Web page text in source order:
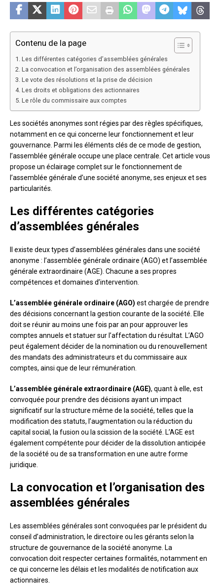
Contenu de la page
Les différentes catégories d’assemblées générales
La convocation et l’organisation des assemblées générales
Le vote des résolutions et la prise de décision
Les droits et obligations des actionnaires
Le rôle du commissaire aux comptes
Les sociétés anonymes sont régies par des règles spécifiques,
notamment en ce qui concerne leur fonctionnement et leur
gouvernance. Parmi les éléments clés de ce mode de gestion,
l’assemblée générale occupe une place centrale. Cet article vous
propose un éclairage complet sur le fonctionnement de
l’assemblée générale d’une société anonyme, ses enjeux et ses
particularités.
Les différentes catégories
d’assemblées générales
Il existe deux types d’assemblées générales dans une société
anonyme : l’assemblée générale ordinaire (AGO) et l’assemblée
générale extraordinaire (AGE). Chacune a ses propres
compétences et domaines d’intervention.
L’assemblée générale ordinaire (AGO) est chargée de prendre
des décisions concernant la gestion courante de la société. Elle
doit se réunir au moins une fois par an pour approuver les
comptes annuels et statuer sur l’affectation du résultat. L’AGO
peut également décider de la nomination ou du renouvellement
des mandats des administrateurs et du commissaire aux
comptes, ainsi que de leur rémunération.
L’assemblée générale extraordinaire (AGE), quant à elle, est
convoquée pour prendre des décisions ayant un impact
significatif sur la structure même de la société, telles que la
modification des statuts, l’augmentation ou la réduction du
capital social, la fusion ou la scission de la société. L’AGE est
également compétente pour décider de la dissolution anticipée
de la société ou de sa transformation en une autre forme
juridique.
La convocation et l’organisation des
assemblées générales
Les assemblées générales sont convoquées par le président du
conseil d’administration, le directoire ou les gérants selon la
structure de gouvernance de la société anonyme. La
convocation doit respecter certaines formalités, notamment en
ce qui concerne les délais et les modalités de notification aux
actionnaires.